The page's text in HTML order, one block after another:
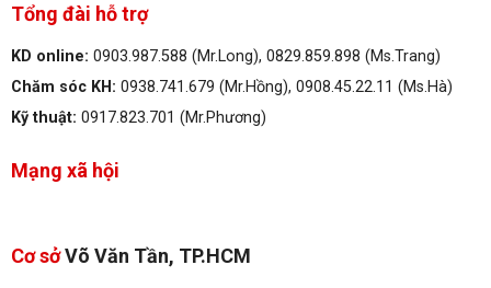
Tổng đài hỗ trợ
KD online: 0903.987.588 (Mr.Long), 0829.859.898 (Ms.Trang)
Chăm sóc KH: 0938.741.679 (Mr.Hồng), 0908.45.22.11 (Ms.Hà)
Kỹ thuật: 0917.823.701 (Mr.Phương)
Mạng xã hội
Cơ sởVõ Văn Tần, TP.HCM